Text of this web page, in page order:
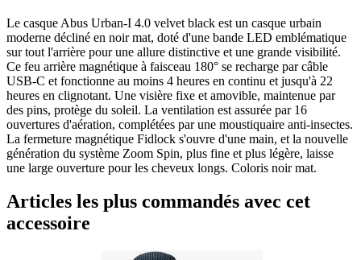
Le casque Abus Urban-I 4.0 velvet black est un casque urbain
moderne décliné en noir mat, doté d'une bande LED emblématique
sur tout l'arrière pour une allure distinctive et une grande visibilité.
Ce feu arrière magnétique à faisceau 180° se recharge par câble
USB-C et fonctionne au moins 4 heures en continu et jusqu'à 22
heures en clignotant. Une visière fixe et amovible, maintenue par
des pins, protège du soleil. La ventilation est assurée par 16
ouvertures d'aération, complétées par une moustiquaire anti-insectes.
La fermeture magnétique Fidlock s'ouvre d'une main, et la nouvelle
génération du système Zoom Spin, plus fine et plus légère, laisse
une large ouverture pour les cheveux longs. Coloris noir mat.
Articles les plus commandés avec cet
accessoire